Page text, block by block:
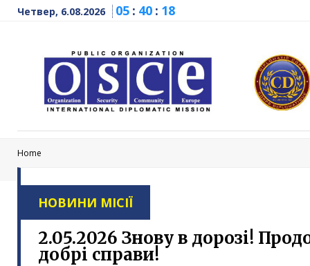
Четвер, 6.08.2026 05 : 40 : 19
Home
НОВИНИ МІСІЇ
2.05.2026 Знову в дорозі!
добрі справи!